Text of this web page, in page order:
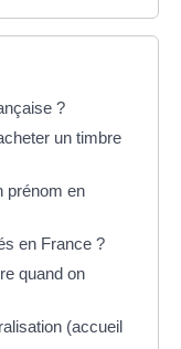
?
un timbre
prénom en
en France ?
quand on
(accueil